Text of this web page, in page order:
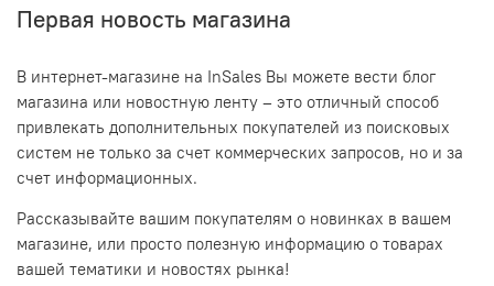
Первая новость магазина
В интернет-магазине на InSales Вы можете вести блог
магазина или новостную ленту – это отличный способ
привлекать дополнительных покупателей из поисковых
систем не только за счет коммерческих запросов, но и за
счет информационных.
Рассказывайте вашим покупателям о новинках в вашем
магазине, или просто полезную информацию о товарах
вашей тематики и новостях рынка!